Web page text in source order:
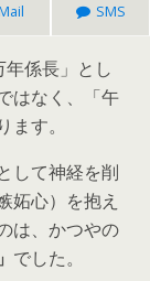
SMS
係長」とし
はなく、「午
す。
して神経を削
妬心）を抱え
は、かつやの
でした。